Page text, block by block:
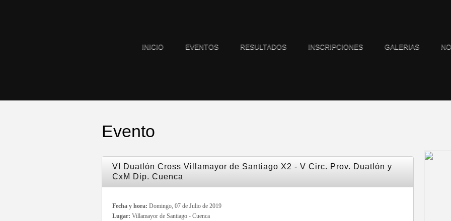
INICIO EVENTOS RESULTADOS INSCRIPCIONES GALERIAS
Evento
VI Duatlón Cross Villamayor de Santiago X2 - V Circ. Prov. Duatlón y
CxM Dip. Cuenca
Fecha y hora: Domingo, 07 de Julio de 2019
Lugar: Villamayor de Santiago - Cuenca